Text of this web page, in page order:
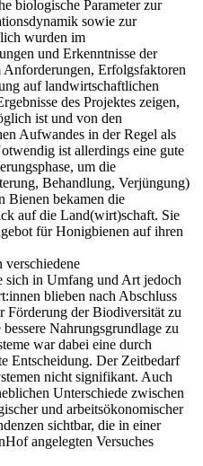
biologische Parameter zur
sowie zur
wurden im
und Erkenntnisse der
Erfolgsfaktoren
auf landwirtschaftlichen
des Projektes zeigen,
ist und von den
Aufwandes in der Regel als
ist allerdings eine gute
um die
Behandlung, Verjüngung)
Bienen bekamen die
auf die Land(wirt)schaft. Sie
für Honigbienen auf ihren
verschiedene
sich in Umfang und Art jedoch
blieben nach Abschluss
Förderung der Biodiversität zu
Nahrungsgrundlage zu
war dabei eine durch
Entscheidung. Der Zeitbedarf
nicht signifikant. Auch
Unterschiede zwischen
und arbeitsökonomischer
sichtbar, die in einer
angelegten Versuches